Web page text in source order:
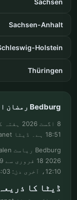
Sachsen
Sachsen-Anhalt
Holstein
Thüringen
Bedburg رمضان امساکیہ 2026
18:51 ہے۔ ڈیٹا Diyanet سے ہے۔
12:10، آخری دن: 14:03۔ اوقات 30 دنوں میں بدلتے ہیں۔
ڈیٹا کا ذریعہ